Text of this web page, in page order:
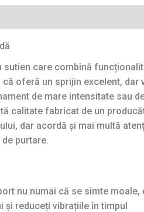
sutien care combină
oferă un sprijin excelent, dar
de mare intensitate sau
calitate fabricat de un
dar acordă și mai multă
purtare.
nu numai că se simte moale,
și reduceți vibrațiile în timpul